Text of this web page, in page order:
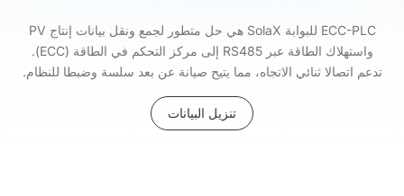
ECC-PLC للبوابة SolaX هي حل متطور لجمع ونقل بيانات إنتاج PV
واستهلاك الطاقة عبر RS485 إلى مركز التحكم في الطاقة (ECC).
تدعم اتصالا ثنائي الاتجاه، مما يتيح صيانة عن بعد سلسة وضبطا للنظام.
تنزيل البيانات